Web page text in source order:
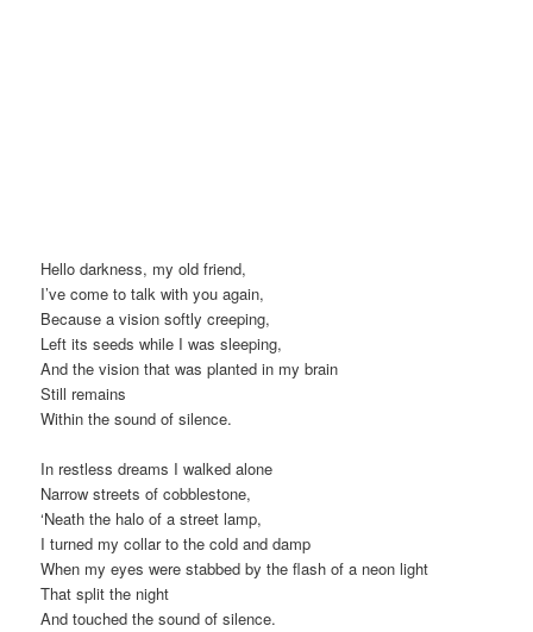
Hello darkness, my old friend,
I’ve come to talk with you again,
Because a vision softly creeping,
Left its seeds while I was sleeping,
And the vision that was planted in my brain
Still remains
Within the sound of silence.
In restless dreams I walked alone
Narrow streets of cobblestone,
‘Neath the halo of a street lamp,
I turned my collar to the cold and damp
When my eyes were stabbed by the flash of a neon light
That split the night
And touched the sound of silence.